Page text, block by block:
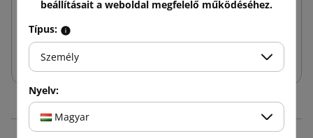
tól Adóval
beállításait a weboldal megfelelő működéséhez.
Típus:
Személy
Nyelv:
Magyar